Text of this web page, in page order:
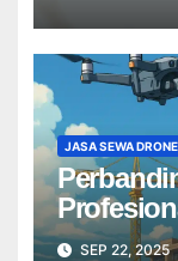
JASA SEWA DRONE
Terbaik
SEP 22, 2025